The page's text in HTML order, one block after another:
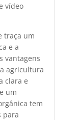
vídeo
traça um
e a
vantagens
agricultura
clara e
um
tem
para